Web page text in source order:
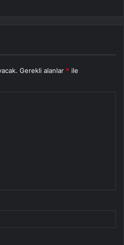
Gerekli alanlar * ile